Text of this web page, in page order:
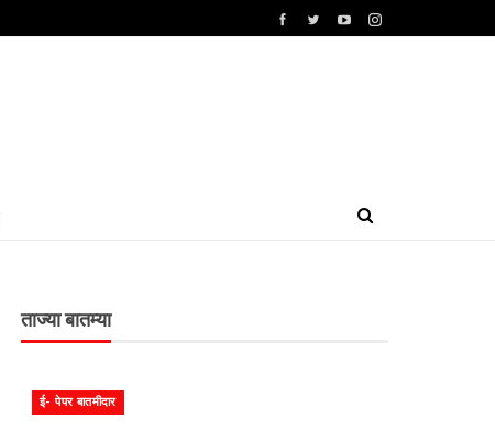
ताज्या बातम्या
ई- पेपर बातमीदार